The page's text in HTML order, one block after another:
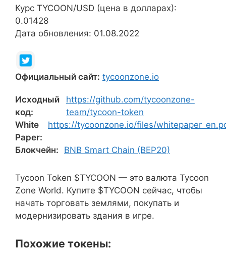
Курс TYCOON/USD (цена в долларах):
0.01428
Дата обновления: 01.08.2022
Официальный сайт: tycoonzone.io
Исходный
код:
https://github.com/tycoonzone-
team/tycoon-token
White
Paper:
https://tycoonzone.io/files/
Блокчейн: BNB Smart Chain (BEP20)
Tycoon Token $TYCOON — это валюта Tycoon
Zone World. Купите $TYCOON сейчас, чтобы
начать торговать землями, покупать и
модернизировать здания в игре.
Похожие токены: